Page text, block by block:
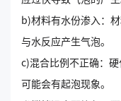
b)材料有水份渗入：
与水反应产生气泡。
c)混合比例不正确：
可能会有起泡现象。